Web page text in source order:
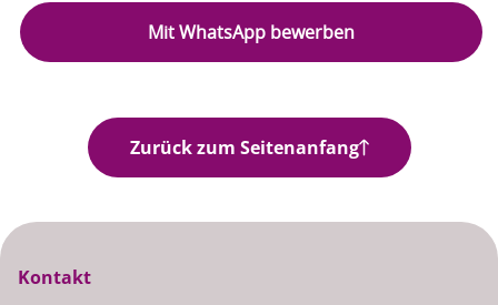
Mit WhatsApp bewerben
Zurück zum Seitenanfang
Kontakt